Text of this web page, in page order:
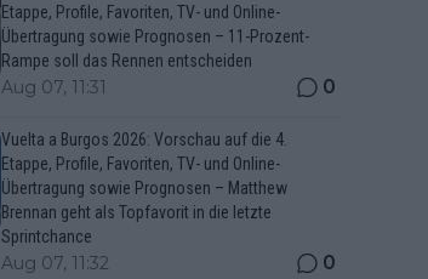
Etappe, Profile, Favoriten, TV- und Online-
Übertragung sowie Prognosen – 11-Prozent-
Rampe soll das Rennen entscheiden
Aug 07, 11:31 0
Vuelta a Burgos 2026: Vorschau auf die 4.
Etappe, Profile, Favoriten, TV- und Online-
Übertragung sowie Prognosen – Matthew
Brennan geht als Topfavorit in die letzte
Sprintchance
Aug 07, 11:32 0